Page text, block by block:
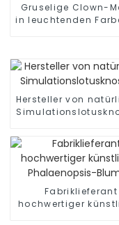
Gruselige Clown-
in leuchtenden
Hersteller von
Fabriklieferant
hochwertiger